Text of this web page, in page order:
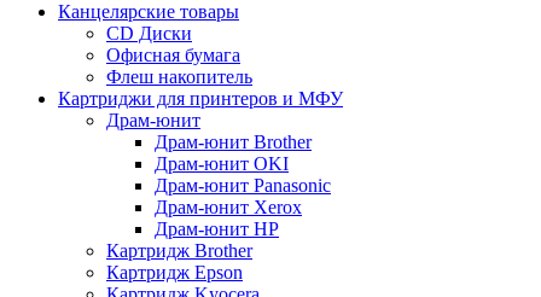
Канцелярские товары
CD Диски
Офисная бумага
Флеш накопитель
Картриджи для принтеров и МФУ
Драм-юнит
Драм-юнит Brother
Драм-юнит OKI
Драм-юнит Panasonic
Драм-юнит Xerox
Драм-юнит НР
Картридж Brother
Картридж Epson